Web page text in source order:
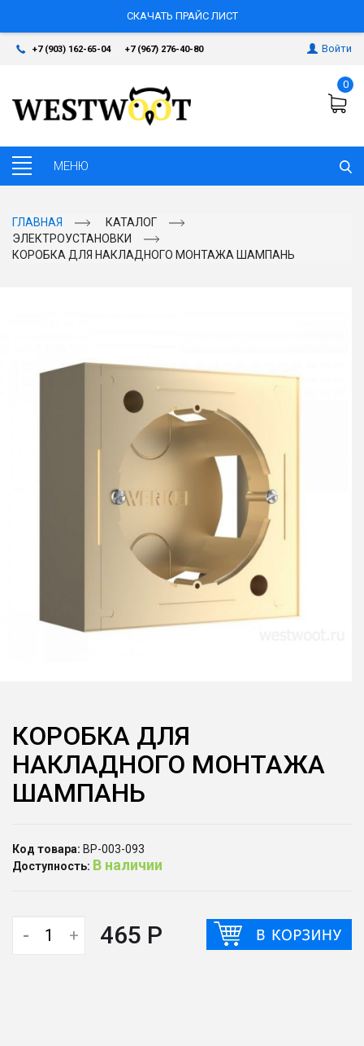
СКАЧАТЬ ПРАЙС ЛИСТ
+7 (903) 162-65-04 +7 (967) 276-40-80 Войти
0
ГЛАВНАЯ
КАТАЛОГ
ЭЛЕКТРОУСТАНОВКИ
КОРОБКА ДЛЯ НАКЛАДНОГО МОНТАЖА ШАМПАНЬ
КОРОБКА ДЛЯ
НАКЛАДНОГО МОНТАЖА
ШАМПАНЬ
Код товара: ВР-003-093
Доступность: В наличии
- + 465 Р